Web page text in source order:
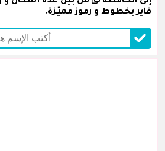
فاير بخطوط و رموز مميّزة.